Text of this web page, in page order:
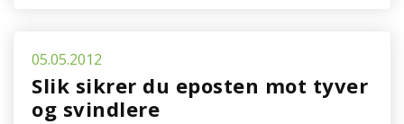
05.05.2012
Slik sikrer du eposten mot tyver
og svindlere